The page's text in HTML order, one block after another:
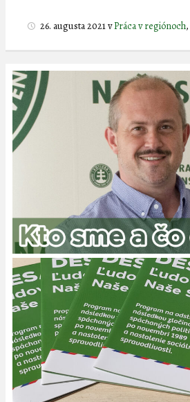
26. augusta 2021vPráca v regiónoch,